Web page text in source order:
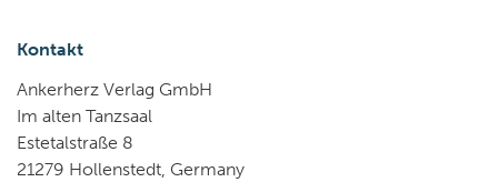
Kontakt
Ankerherz Verlag GmbH
Im alten Tanzsaal
Estetalstraße 8
21279 Hollenstedt, Germany